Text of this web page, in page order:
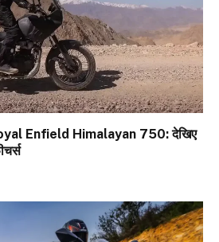
Enfield Himalayan 750: देखिए